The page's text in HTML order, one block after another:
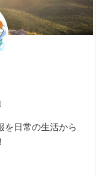
を日常の生活から